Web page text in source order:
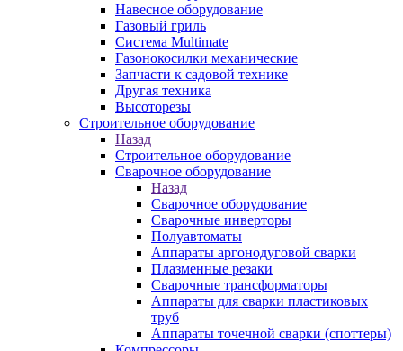
Навесное оборудование
Газовый гриль
Система Multimate
Газонокосилки механические
Запчасти к садовой технике
Другая техника
Высоторезы
Строительное оборудование
Назад
Строительное оборудование
Сварочное оборудование
Назад
Сварочное оборудование
Сварочные инверторы
Полуавтоматы
Аппараты аргонодуговой сварки
Плазменные резаки
Сварочные трансформаторы
Аппараты для сварки пластиковых
труб
Аппараты точечной сварки (споттеры)